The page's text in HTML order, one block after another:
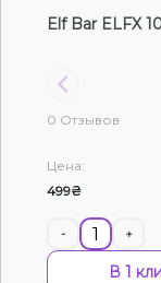
Жидкости для
Подарочные
Elf Bar ELFX
0 Отзывов
Цена:
499₴
- +
В 1